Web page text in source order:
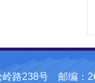
岭路238号 邮编：